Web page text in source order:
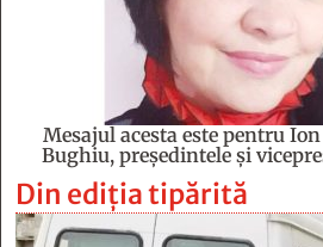
Mesajul acesta este pentru
Bughiu, preşedintele şi
Din ediția tipărită